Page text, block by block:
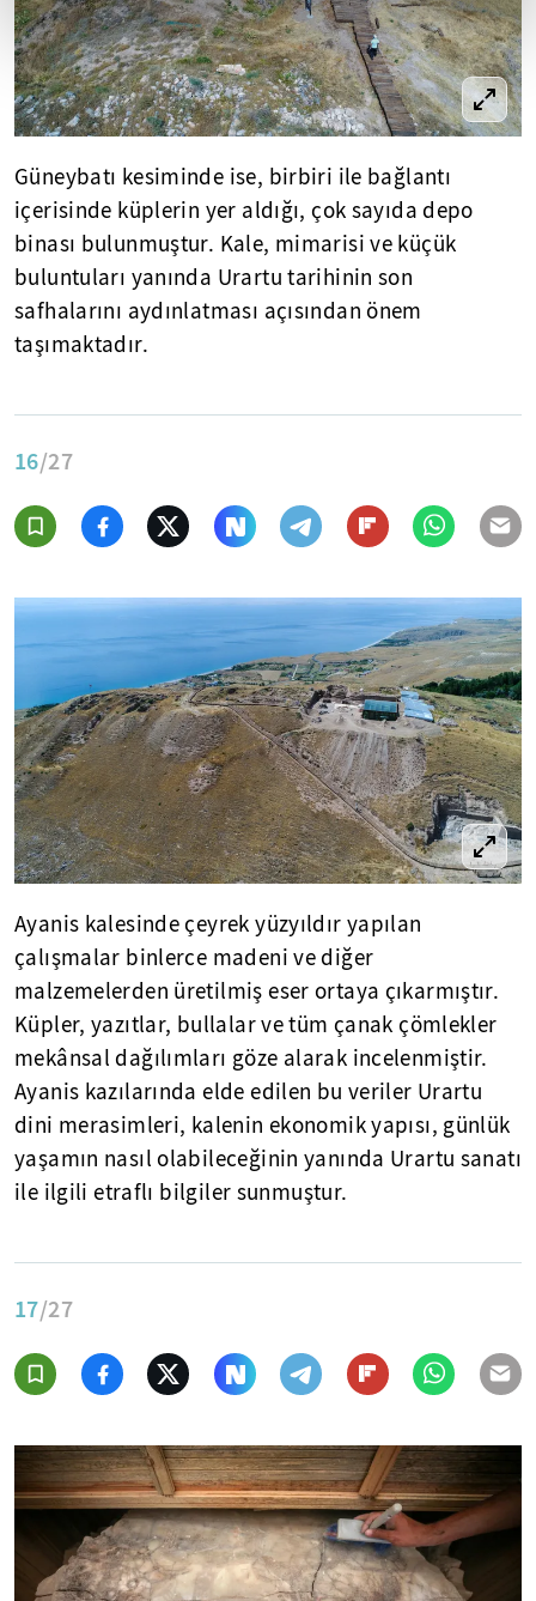
Güneybatı kesiminde ise, birbiri ile bağlantı
içerisinde küplerin yer aldığı, çok sayıda depo
binası bulunmuştur. Kale, mimarisi ve küçük
buluntuları yanında Urartu tarihinin son
safhalarını aydınlatması açısından önem
taşımaktadır.
16/27
Ayanis kalesinde çeyrek yüzyıldır yapılan
çalışmalar binlerce madeni ve diğer
malzemelerden üretilmiş eser ortaya çıkarmıştır.
Küpler, yazıtlar, bullalar ve tüm çanak çömlekler
mekânsal dağılımları göze alarak incelenmiştir.
Ayanis kazılarında elde edilen bu veriler Urartu
dini merasimleri, kalenin ekonomik yapısı, günlük
yaşamın nasıl olabileceğinin yanında Urartu sanatı
ile ilgili etraflı bilgiler sunmuştur.
17/27